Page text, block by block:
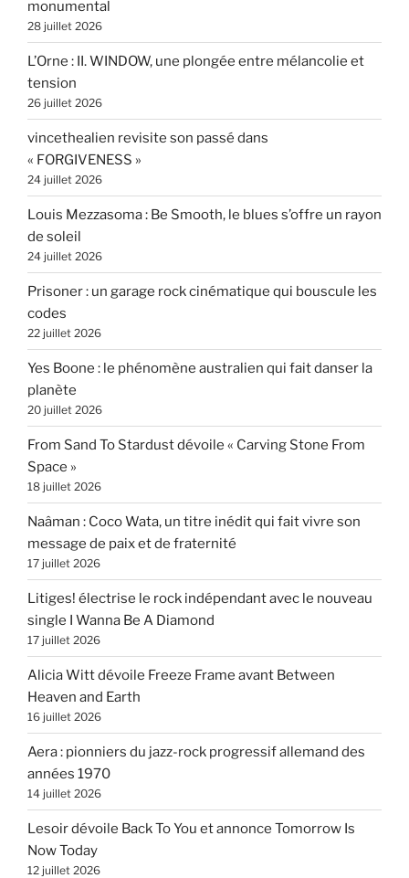
monumental
28 juillet 2026
L’Orne : II. WINDOW, une plongée entre mélancolie et
tension
26 juillet 2026
vincethealien revisite son passé dans
« FORGIVENESS »
24 juillet 2026
Louis Mezzasoma : Be Smooth, le blues s’offre un rayon
de soleil
24 juillet 2026
Prisoner : un garage rock cinématique qui bouscule les
codes
22 juillet 2026
Yes Boone : le phénomène australien qui fait danser la
planète
20 juillet 2026
From Sand To Stardust dévoile « Carving Stone From
Space »
18 juillet 2026
Naâman : Coco Wata, un titre inédit qui fait vivre son
message de paix et de fraternité
17 juillet 2026
Litiges! électrise le rock indépendant avec le nouveau
single I Wanna Be A Diamond
17 juillet 2026
Alicia Witt dévoile Freeze Frame avant Between
Heaven and Earth
16 juillet 2026
Aera : pionniers du jazz-rock progressif allemand des
années 1970
14 juillet 2026
Lesoir dévoile Back To You et annonce Tomorrow Is
Now Today
12 juillet 2026